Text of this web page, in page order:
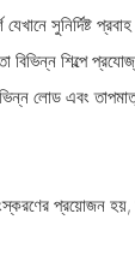
সুনির্দিষ্ট
বিভিন্ন শিল্পে
লোড এবং
প্রয়োজন হয়,